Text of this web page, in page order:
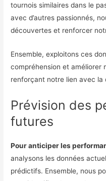
tournois similaires dans le
avec d’autres passionnés,
découvertes et renforcer
Ensemble, exploitons ces
compréhension et améliorer
renforçant notre lien avec la
Prévision des
futures
Pour anticiper les
analysons les données
prédictifs. Ensemble, nous